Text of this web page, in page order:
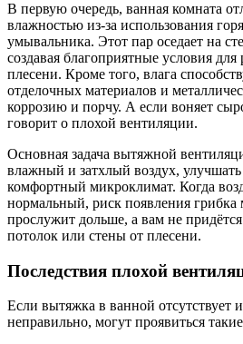
В первую очередь, ванная комната
влажностью из-за использования
умывальника. Этот пар оседает на
создавая благоприятные условия
плесени. Кроме того, влага
отделочных материалов и
коррозию и порчу. А если воняет
говорит о плохой вентиляции.
Основная задача вытяжной
влажный и затхлый воздух,
комфортный микроклимат. Когда
нормальный, риск появления грибка
прослужит дольше, а вам не
потолок или стены от плесени.
Последствия плохой
Если вытяжка в ванной отсутствует
неправильно, могут проявиться